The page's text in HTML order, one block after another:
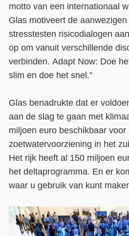
motto van een internationaal
Glas motiveertde aanwezigen
stresstesten risicodialogen
op om vanuit verschillende
verbinden. Adapt Now: Doe
slim en doe het snel.”
Glas benadrukte dat er
aan de slag te gaan met
miljoen euro beschikbaar voor
zoetwatervoorziening in het
Het rijk heeft al 150 miljoen
het deltaprogramma. En er
waar u gebruik van kunt